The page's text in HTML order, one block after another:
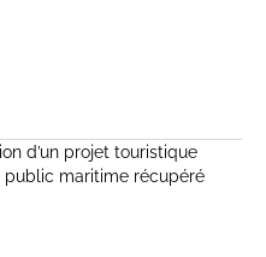
d’un projet touristique
public maritime récupéré